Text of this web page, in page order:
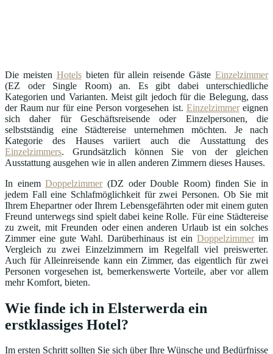
Die meisten Hotelsbieten für allein reisende Gäste Einzelzimmer
(EZ oder Single Room) an. Es gibt dabei unterschiedliche
Kategorien und Varianten. Meist gilt jedoch für die Belegung, dass
der Raum nur für eine Person vorgesehen ist. Einzelzimmereignen
sich daher für Geschäftsreisende oder Einzelpersonen, die
selbstständig eine Städtereise unternehmen möchten. Je nach
Kategorie des Hauses variiert auch die Ausstattung des
Einzelzimmers. Grundsätzlich können Sie von der gleichen
Ausstattung ausgehen wie in allen anderen Zimmern dieses Hauses.
In einemDoppelzimmer(DZ oder Double Room) finden Sie in
jedem Fall eine Schlafmöglichkeit für zwei Personen. Ob Sie mit
Ihrem Ehepartner oder Ihrem Lebensgefährten oder mit einem guten
Freund unterwegs sind spielt dabei keine Rolle. Für eine Städtereise
zu zweit, mit Freunden oder einen anderen Urlaub ist ein solches
Zimmer eine gute Wahl. Darüberhinaus ist ein Doppelzimmerim
Vergleich zu zwei Einzelzimmern im Regelfall viel preiswerter.
Auch für Alleinreisende kann ein Zimmer, das eigentlich für zwei
Personen vorgesehen ist, bemerkenswerte Vorteile, aber vor allem
mehr Komfort, bieten.
Wie finde ich in Elsterwerda ein
erstklassiges Hotel?
Im ersten Schritt sollten Sie sich über Ihre Wünsche und Bedürfnisse